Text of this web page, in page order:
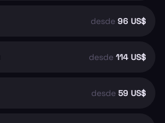
desde 96 US$
desde 114 US$
desde 59 US$